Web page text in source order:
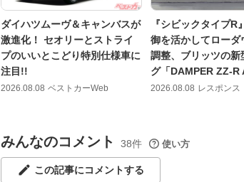
ダイハツムーヴ＆キャンバスが
激進化！ セオリーとストライ
プのいいとこどり特別仕様車に
注目!!
2026.08.08 ベストカーWeb
『シビックタイプR
御を活かしてローダ
調整、ブリッツの新
グ「DAMPER ZZ-R
2026.08.08 レスポンス
みんなのコメント 38件 使い方
この記事にコメントする